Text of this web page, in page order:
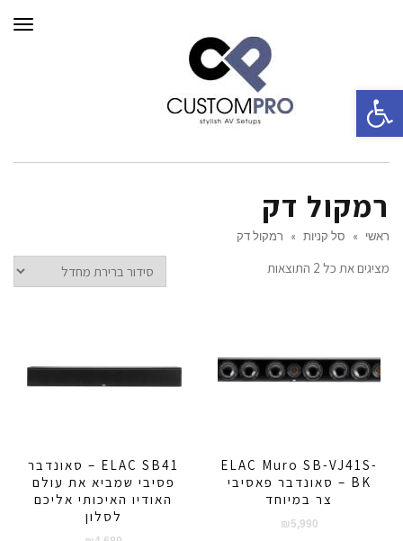
רמקול דק
ראשי » סל קניות » רמקול דק
מציגים את כל ⁦2⁩ התוצאות
ELAC Muro SB-VJ41S-
BK – סאונדבר פאסיבי
צר במיוחד
₪ 5,990
ELAC SB41 – סאונדבר
פסיבי שמביא את עולם
האודיו האיכותי אליכם
לסלון
פתח סרגל נגישות